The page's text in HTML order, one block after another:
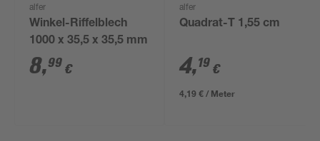
alfer
Winkel-Riffelblech
1000 x 35,5 x 35,5 mm
8,99 €
alfer
Quadrat-T 1,55 cm
4,19 €
4,19 € / Meter